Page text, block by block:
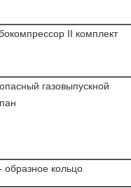
II комплект
газовыпускной
образное кольцо